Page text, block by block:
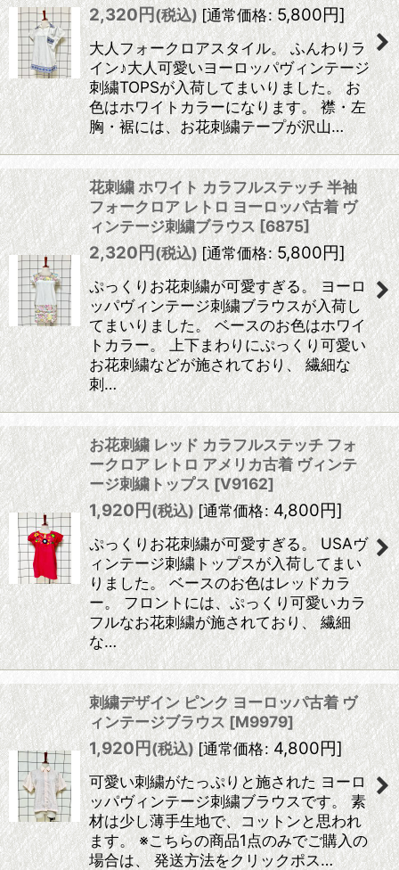
2,320円(税込) [通常価格: 5,800円]
大人フォークロアスタイル。 ふんわりラ
イン♪大人可愛いヨーロッパヴィンテージ
刺繍TOPSが入荷してまいりました。 お
色はホワイトカラーになります。 襟・左
胸・裾には、お花刺繍テープが沢山…
花刺繍 ホワイト カラフルステッチ 半袖
フォークロア レトロ ヨーロッパ古着 ヴ
ィンテージ刺繍ブラウス[6875]
2,320円(税込)[通常価格: 5,800円]
ぷっくりお花刺繍が可愛すぎる。 ヨーロ
ッパヴィンテージ刺繍ブラウスが入荷し
てまいりました。 ベースのお色はホワイ
トカラー。 上下まわりにぷっくり可愛い
お花刺繍などが施されており、 繊細な
刺…
お花刺繍 レッド カラフルステッチ フォ
ークロア レトロ アメリカ古着 ヴィンテ
ージ刺繍トップス[V9162]
1,920円(税込) [通常価格: 4,800円]
ぷっくりお花刺繍が可愛すぎる。 USAヴ
ィンテージ刺繍トップスが入荷してまい
りました。 ベースのお色はレッドカラ
ー。 フロントには、ぷっくり可愛いカラ
フルなお花刺繍が施されており、 繊細
な…
刺繍デザイン ピンク ヨーロッパ古着 ヴ
ィンテージブラウス[M9979]
1,920円(税込) [通常価格: 4,800円]
可愛い刺繍がたっぷりと施された ヨーロ
ッパヴィンテージ刺繍ブラウスです。 素
材は少し薄手生地で、コットンと思われ
ます。 ※こちらの商品1点のみでご購入の
場合は、 発送方法をクリックポス…